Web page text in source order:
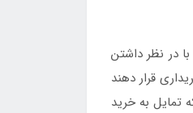
در نظر داشتن
قرار دهند
تمایل به خرید